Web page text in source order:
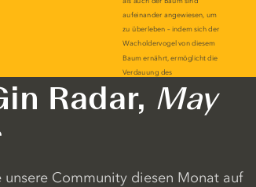
Radar, May
unsere Community diesen Monat auf